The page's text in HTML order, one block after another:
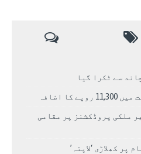
سے ٹکرا گیا
اضافہ
ملکی پروڈکشنز پر مقامی
پر کھلاڑی ‘لاپتہ’